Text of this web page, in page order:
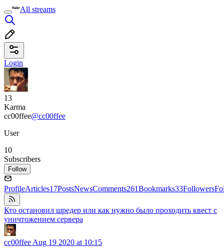
All streams
Login
13
Karma
cc00ffee@cc00ffee
User
10
Subscribers
Follow
ProfileArticles17PostsNewsComments261Bookmarks33Followers
Кто остановил шредер или как нужно было проходить квест с
уничтожением сервера
cc00ffee Aug 19 2020 at 10:15